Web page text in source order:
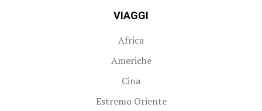
VIAGGI
Africa
Americhe
Cina
Estremo Oriente